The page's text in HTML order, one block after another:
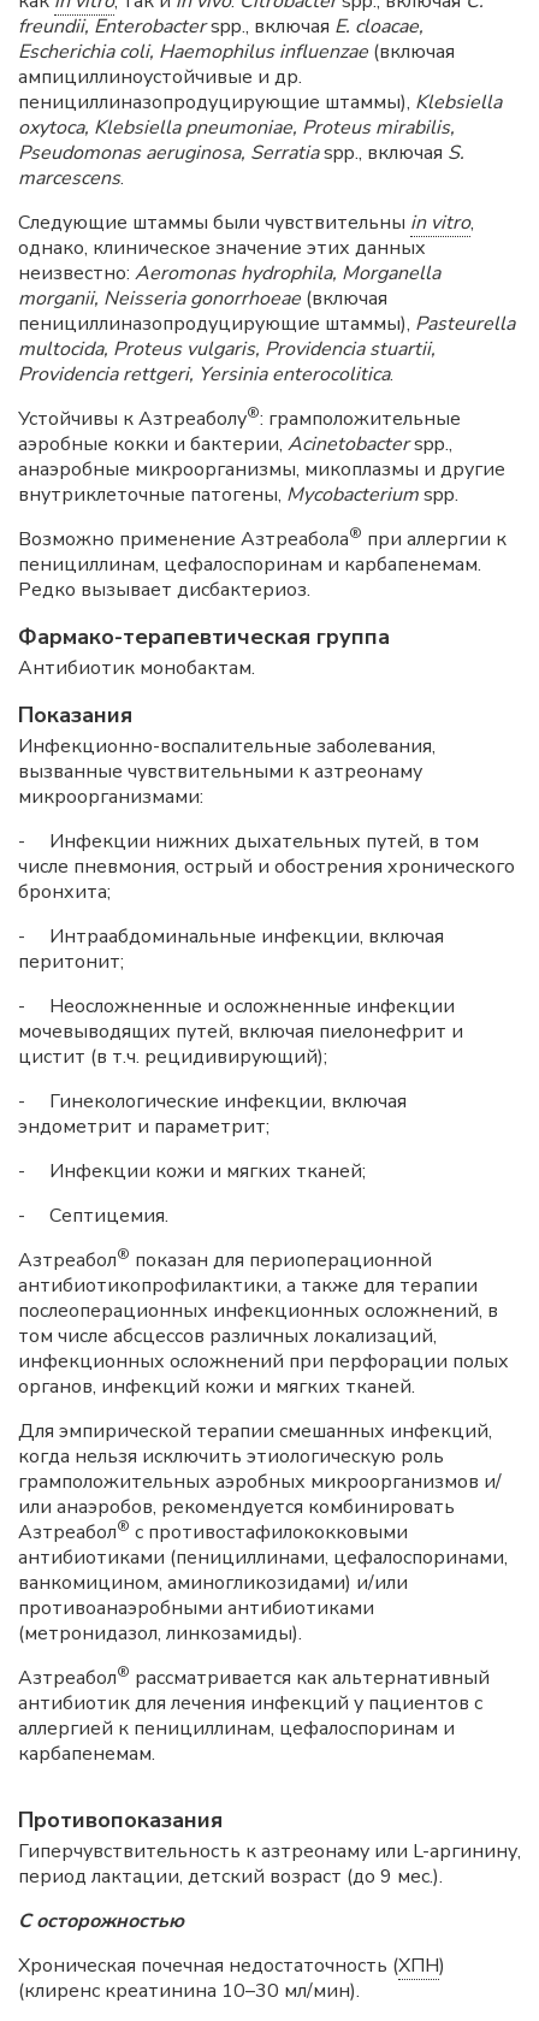
freundii, Enterobacterspp., включая E. cloacae,
Escherichia coli, Haemophilus influenzae (включая
ампициллиноустойчивые и др.
пенициллиназопродуцирующие штаммы), Klebsiella
oxytoca, Klebsiella pneumoniae, Proteus mirabilis,
Pseudomonas aeruginosa, Serratiaspp., включая S.
marcescens.
Следующие штаммы были чувствительны in vitro,
однако, клиническое значение этих данных
неизвестно: Aeromonas hydrophila, Morganella
morganii, Neisseria gonorrhoeae (включая
пенициллиназопродуцирующие штаммы), Pasteurella
multocida, Proteus vulgaris, Providencia stuartii,
Providencia rettgeri, Yersinia enterocolitica.
Устойчивы к Азтреаболу®: грамположительные
аэробные кокки и бактерии, Acinetobacterspp.,
анаэробные микроорганизмы, микоплазмы и другие
внутриклеточные патогены, Mycobacteriumspp.
Возможно применение Азтреабола® при аллергии к
пенициллинам, цефалоспоринам и карбапенемам.
Редко вызывает дисбактериоз.
Фармако-терапевтическая группа
Антибиотик монобактам.
Показания
Инфекционно-воспалительные заболевания,
вызванные чувствительными к азтреонаму
микроорганизмами:
- Инфекции нижних дыхательных путей, в том
числе пневмония, острый и обострения хронического
бронхита;
- Интраабдоминальные инфекции, включая
перитонит;
- Неосложненные и осложненные инфекции
мочевыводящих путей, включая пиелонефрит и
цистит (в т.ч. рецидивирующий);
- Гинекологические инфекции, включая
эндометрит и параметрит;
- Инфекции кожи и мягких тканей;
- Септицемия.
Азтреабол® показан для периоперационной
антибиотикопрофилактики, а также для терапии
послеоперационных инфекционных осложнений, в
том числе абсцессов различных локализаций,
инфекционных осложнений при перфорации полых
органов, инфекций кожи и мягких тканей.
Для эмпирической терапии смешанных инфекций,
когда нельзя исключить этиологическую роль
грамположительных аэробных микроорганизмов и/
или анаэробов, рекомендуется комбинировать
Азтреабол® с противостафилококковыми
антибиотиками (пенициллинами, цефалоспоринами,
ванкомицином, аминогликозидами) и/или
противоанаэробными антибиотиками
(метронидазол, линкозамиды).
Азтреабол® рассматривается как альтернативный
антибиотик для лечения инфекций у пациентов с
аллергией к пенициллинам, цефалоспоринам и
карбапенемам.
Противопоказания
Гиперчувствительность к азтреонаму или L-аргинину,
период лактации, детский возраст (до 9 мес.).
С осторожностью
Хроническая почечная недостаточность (ХПН)
(клиренс креатинина 10–30 мл/мин).